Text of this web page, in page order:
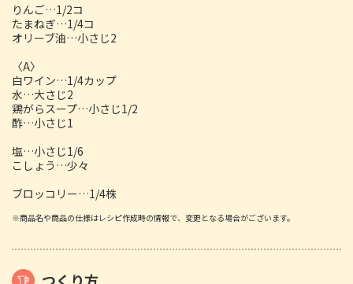
りんご…1/2コ
たまねぎ…1/4コ
オリーブ油…小さじ2
〈A〉
白ワイン…1/4カップ
水…大さじ2
鶏がらスープ…小さじ1/2
酢…小さじ1
塩…小さじ1/6
こしょう…少々
ブロッコリー…1/4株
※商品名や商品の仕様はレシピ作成時の情報で、変更となる場合がございます。
つくり方